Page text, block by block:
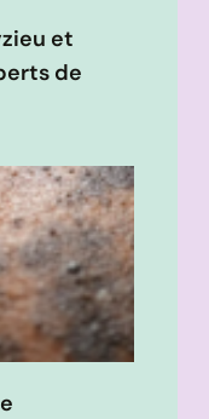
et
de